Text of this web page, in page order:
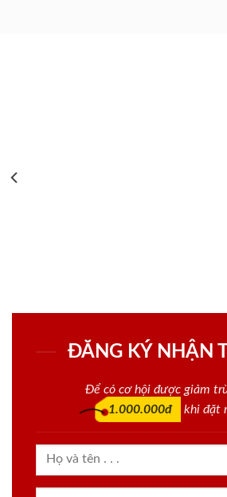
ĐĂNG KÝ NHẬN
Để có cơ hội được giảm
1.000.000đ
khi đặt